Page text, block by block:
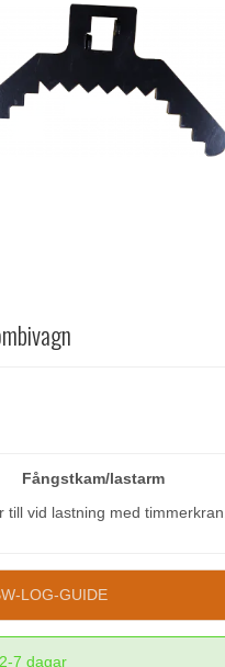
Fångstkam/lastarm
till vid lastning med timmerkran.
LOG-GUIDE
2-7 dagar